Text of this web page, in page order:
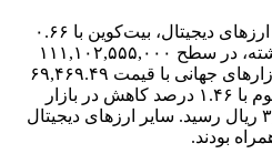
در معاملات امروز بازار داخلی ارزهای دیجیتال، بیت‌کوین با ۰.۶۶
درصد کاهش نسبت به روز گذشته، در سطح ۱۱۱,۱۰۲,۵۵۵,۰۰۰
ریال خرید و فروش شد و در بازارهای جهانی با قیمت ۶۹,۴۶۹.۴۹
دلار معامله گردید. همچنین اتریوم با ۱.۴۶ درصد کاهش در بازار
داخلی به قیمت ۳,۲۸۹,۷۶۰,۱۰۰ ریال رسید. سایر ارزهای دیجیتال
بودند.